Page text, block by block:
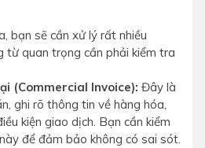
bạn sẽ cần xử lý rất nhiều
từ quan trọng cần phải kiểm tra
(Commercial Invoice): Đây là
ghi rõ thông tin về hàng hóa,
kiện giao dịch. Bạn cần kiểm
để đảm bảo không có sai sót.